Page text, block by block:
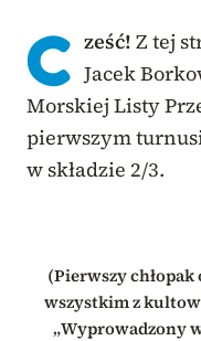
C ześć! Z tej
Jacek
Morskiej Listy
pierwszym
w składzie 2/3.
(Pierwszy
wszystkim z
„Wyprowadzony